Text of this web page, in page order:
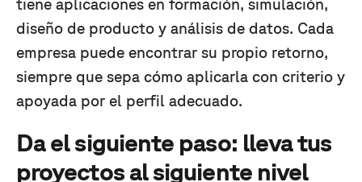
tiene aplicaciones en formación, simulación,
diseño de producto y análisis de datos. Cada
empresa puede encontrar su propio retorno,
siempre que sepa cómo aplicarla con criterio y
apoyada por el perfil adecuado.
Da el siguiente paso: lleva tus
proyectos al siguiente nivel